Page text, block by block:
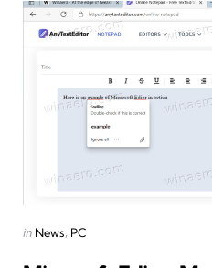
Categories
Posted
in News PC